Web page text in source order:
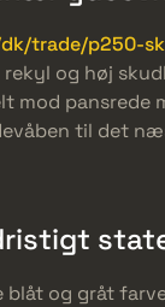
trade/p250-
og høj
pansrede
til det
blåt og gråt